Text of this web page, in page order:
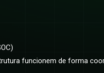
funcionem de forma